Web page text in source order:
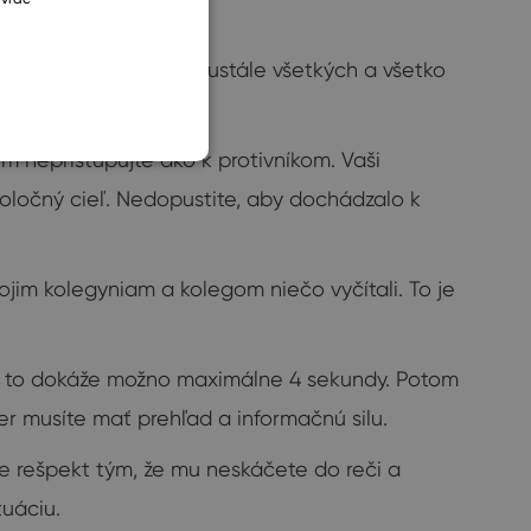
tendenciu neustále všetkých a všetko
nepristupujte ako k protivníkom. Vaši
cieľ. Nedopustite, aby dochádzalo k
kolegyniam a kolegom niečo vyčítali. To je
dokáže možno maximálne 4 sekundy. Potom
musíte mať prehľad a informačnú silu.
rešpekt tým, že mu neskáčete do reči a